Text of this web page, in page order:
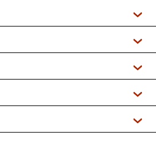
Podcasts
+ DAB+)